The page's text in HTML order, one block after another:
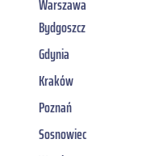
Warszawa
Bydgoszcz
Gdynia
Kraków
Poznań
Sosnowiec